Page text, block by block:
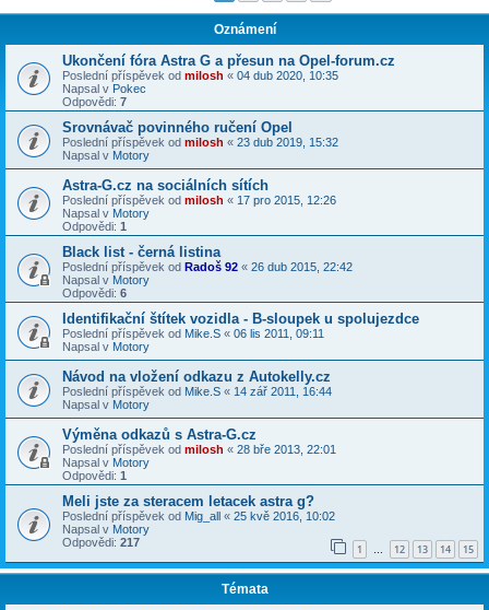
Oznámení
Ukončení fóra Astra G a přesun na Opel-forum.cz
Poslední příspěvek od milosh « 04 dub 2020, 10:35
Napsal v Pokec
Odpovědi: 7
Srovnávač povinného ručení Opel
Poslední příspěvek od milosh « 23 dub 2019, 15:32
Napsal v Motory
Astra-G.cz na sociálních sítích
Poslední příspěvek od milosh « 17 pro 2015, 12:26
Napsal v Motory
Odpovědi: 1
Black list - černá listina
Poslední příspěvek od Radoš 92 « 26 dub 2015, 22:42
Napsal v Motory
Odpovědi: 6
Identifikační štítek vozidla - B-sloupek u spolujezdce
Poslední příspěvek od Mike.S « 06 lis 2011, 09:11
Napsal v Motory
Návod na vložení odkazu z Autokelly.cz
Poslední příspěvek od Mike.S « 14 zář 2011, 16:44
Napsal v Motory
Výměna odkazů s Astra-G.cz
Poslední příspěvek od milosh « 28 bře 2013, 22:01
Napsal v Motory
Odpovědi: 1
Meli jste za steracem letacek astra g?
Poslední příspěvek od Mig_all « 25 kvě 2016, 10:02
Napsal v Motory
Odpovědi: 217 1 … 12 13 14 15
Témata